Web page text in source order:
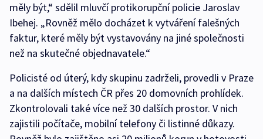
měly být,“ sdělil mluvčí protikorupční policie Jaroslav
Ibehej. „Rovněž mělo docházet k vytváření falešných
faktur, které měly být vystavovány na jiné společnosti
než na skutečné objednavatele.“
Policisté od úterý, kdy skupinu zadrželi, provedli v Praze
a na dalších místech ČR přes 20 domovních prohlídek.
Zkontrolovali také více než 30 dalších prostor. V nich
zajistili počítače, mobilní telefony či listinné důkazy.